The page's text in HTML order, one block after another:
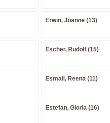
Erwin, Joanne (13)
Escher, Rudolf (15)
Esmail, Reena (11)
Estefan, Gloria (16)